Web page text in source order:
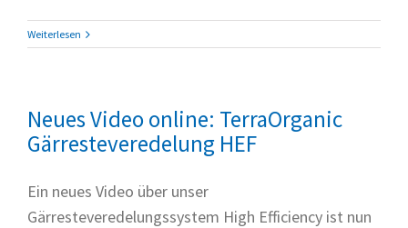
Weiterlesen
Neues Video online: TerraOrganic
Gärresteveredelung HEF
Ein neues Video über unser
Gärresteveredelungssystem High Efficiency ist nun